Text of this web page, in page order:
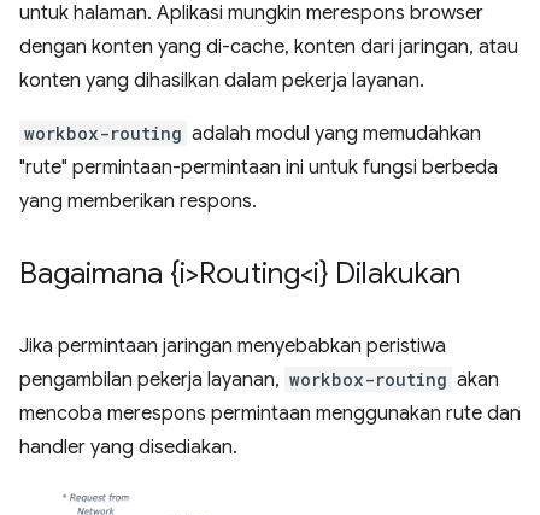
untuk halaman. Aplikasi mungkin merespons browser
dengan konten yang di-cache, konten dari jaringan, atau
konten yang dihasilkan dalam pekerja layanan.
workbox-routing adalah modul yang memudahkan
"rute" permintaan-permintaan ini untuk fungsi berbeda
yang memberikan respons.
Bagaimana {i>Routing<i} Dilakukan
Jika permintaan jaringan menyebabkan peristiwa
pengambilan pekerja layanan, workbox-routing akan
mencoba merespons permintaan menggunakan rute dan
handler yang disediakan.